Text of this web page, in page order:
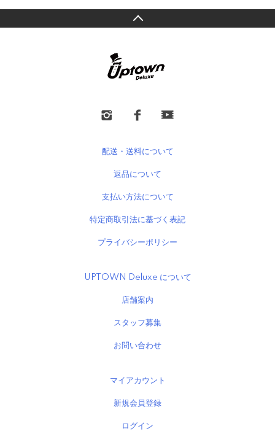
配送・送料について
返品について
支払い方法について
特定商取引法に基づく表記
プライバシーポリシー
UPTOWN Deluxe について
店舗案内
スタッフ募集
お問い合わせ
マイアカウント
新規会員登録
ログイン